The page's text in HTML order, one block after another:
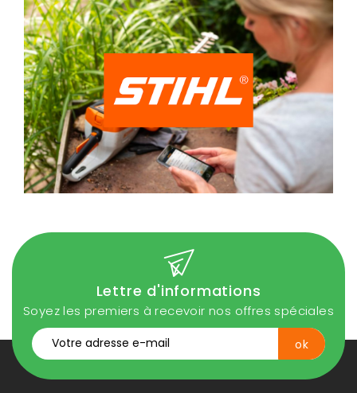
Lettre d'informations
Soyez les premiers à recevoir nos offres spéciales